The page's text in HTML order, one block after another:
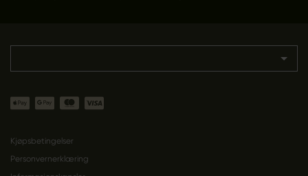
Kjøpsbetingelser
Personvernerklæring